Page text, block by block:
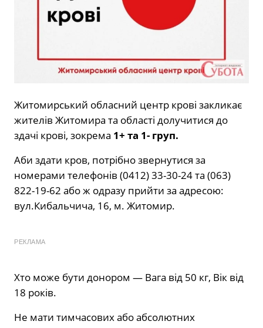
Житомирський обласний центр крові закликає
жителів Житомира та області долучитися до
здачі крові, зокрема 1+ та 1- груп.
Аби здати кров, потрібно звернутися за
номерами телефонів (0412) 33-30-24 та (063)
822-19-62 або ж одразу прийти за адресою:
вул.Кибальчича, 16, м. Житомир.
РЕКЛАМА
Хто може бути донором — Вага від 50 кг, Вік від
18 років.
Не мати тимчасових або абсолютних